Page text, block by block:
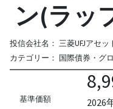
ン(ラッ
投信会社名： 三菱UFJアセッ
カテゴリー： 国際債券・グ
基準価額
2026